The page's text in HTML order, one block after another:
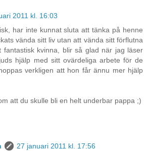
2011 kl. 16:03
har inte kunnat sluta att tänka på henne
vända sitt liv utan att vända sitt förflutna
fantastisk kvinna, blir så glad när jag läser
hjälp med sitt ovärdeliga arbete för de
verkligen att hon får ännu mer hjälp
att du skulle bli en helt underbar pappa ;)
27 januari 2011 kl. 17:56